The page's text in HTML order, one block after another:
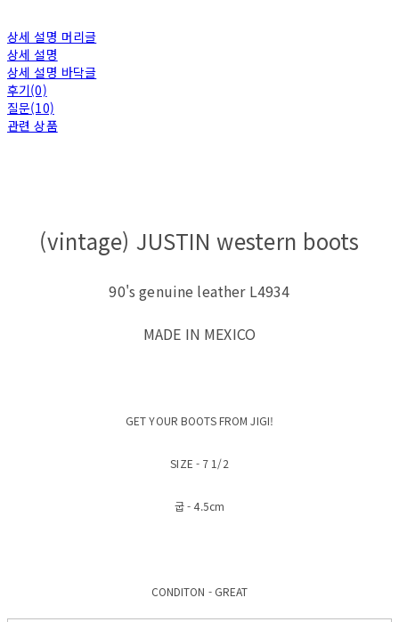
상세 설명 머리글
상세 설명
상세 설명 바닥글
후기(0)
질문(10)
관련 상품
(vintage) JUSTIN western boots
90's genuine leather L4934
MADE IN MEXICO
GET YOUR BOOTS FROM JIGI!
SIZE - 7 1/2
굽 - 4.5cm
CONDITON - GREAT